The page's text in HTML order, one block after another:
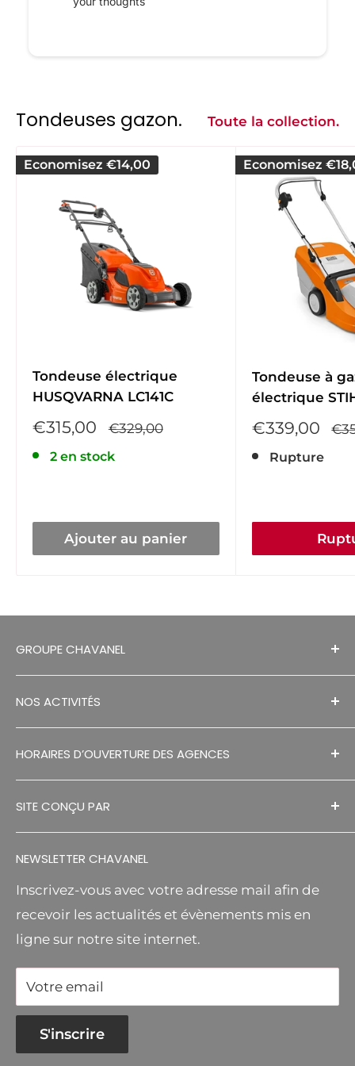
Tondeuses gazon. Toute la collection.
Economisez €14,00
Tondeuse électrique
HUSQVARNA LC141C
Prix
€315,00
Prix
normal
€329,00
2 en stock
Ajouter au panier
Economisez
Tondeuse à
électrique
Prix
€339,00
Rupture
GROUPE CHAVANEL
MENTIONS LÉGALES
RECRUTEMENTS
HISTORIQUE
CONTACT
RGPD
S.A.V
CGV
NOS ACTIVITÉS
SÉCHAGE EN GRANGE
ESPACES VERTS
MANUTENTION
MR BRICOLAGE RELAIS
AGRICOLE
HORAIRES D’OUVERTURE DES AGENCES
DECOUVREZ NOS AGENCES
NEWSLETTER CHAVANEL
Inscrivez-vous avec votre adresse mail afin de
recevoir les actualités et évènements mis en
ligne sur notre site internet.
Votre email
S'inscrire
SITE CONÇU PAR
FA DESIGNS